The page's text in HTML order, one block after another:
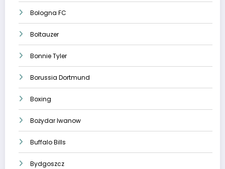
Bologna FC
Boltauzer
Bonnie Tyler
Borussia Dortmund
Boxing
Bożydar Iwanow
Buffalo Bills
Bydgoszcz